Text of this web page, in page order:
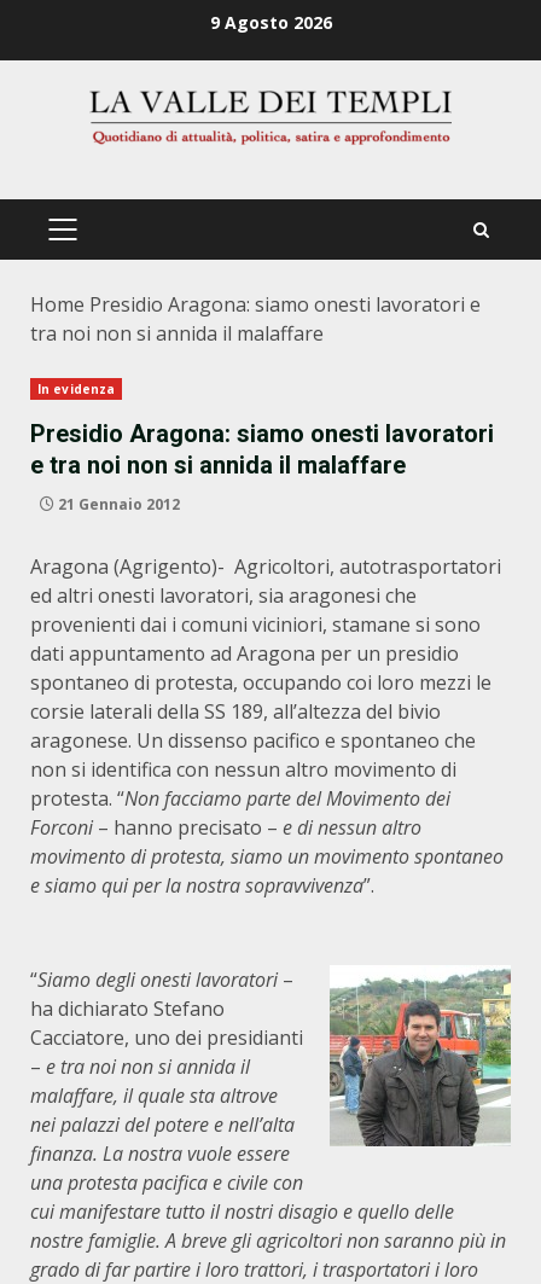
9 Agosto 2026
PRIMÄRES
Home Presidio Aragona: siamo onesti lavoratori e
tra noi non si annida il malaffare
In evidenza
Presidio Aragona: siamo onesti lavoratori
e tra noi non si annida il malaffare
21 Gennaio 2012
Aragona (Agrigento)- Agricoltori, autotrasportatori
ed altri onesti lavoratori, sia aragonesi che
provenienti dai i comuni viciniori, stamane si sono
dati appuntamento ad Aragona per un presidio
spontaneo di protesta, occupando coi loro mezzi le
corsie laterali della SS 189, all’altezza del bivio
aragonese. Un dissenso pacifico e spontaneo che
non si identifica con nessun altro movimento di
protesta. “Non facciamo parte del Movimento dei
Forconi – hanno precisato – e di nessun altro
movimento di protesta, siamo un movimento spontaneo
e siamo qui per la nostra sopravvivenza”.
“Siamo degli onesti lavoratori –
ha dichiarato Stefano
Cacciatore, uno dei presidianti
– e tra noi non si annida il
malaffare, il quale sta altrove
nei palazzi del potere e nell’alta
finanza. La nostra vuole essere
una protesta pacifica e civile con
cui manifestare tutto il nostri disagio e quello delle
nostre famiglie. A breve gli agricoltori non saranno più in
grado di far partire i loro trattori, i trasportatori i loro